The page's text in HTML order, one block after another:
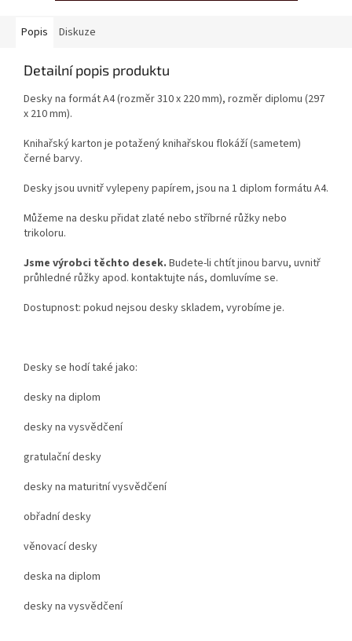
Popis Diskuze
Detailní popis produktu
Desky na formát A4 (rozměr 310 x 220 mm), rozměr diplomu (297
x 210 mm).
Knihařský karton je potažený knihařskou flokáží (sametem)
černé barvy.
Desky jsou uvnitř vylepeny papírem, jsou na 1 diplom formátu A4.
Můžeme na desku přidat zlaté nebo stříbrné růžky nebo
trikoloru.
Jsme výrobci těchto desek. Budete-li chtít jinou barvu, uvnitř
průhledné růžky apod. kontaktujte nás, domluvíme se.
Dostupnost: pokud nejsou desky skladem, vyrobíme je.
Desky se hodí také jako:
desky na diplom
desky na vysvědčení
gratulační desky
desky na maturitní vysvědčení
obřadní desky
věnovací desky
deska na diplom
desky na vysvědčení